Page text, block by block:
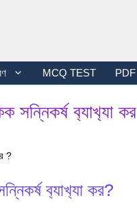
MCQ TEST PDF
সন্নিকর্ষ ব‍্যাখ‍্যা কর
?
ব‍্যাখ‍্যা কর?